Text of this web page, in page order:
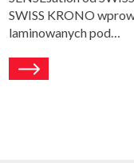
SWISS KRONO
laminowanych pod…